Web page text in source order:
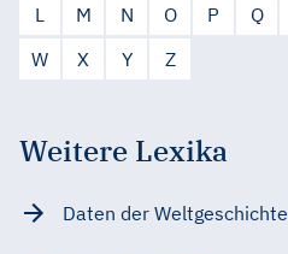
L
M N O P Q
W
X Y Z
Weitere Lexika
Daten der Weltgeschichte